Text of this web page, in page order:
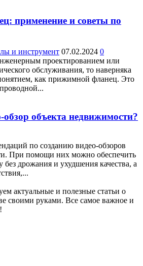
применение и советы по
и инструмент 07.02.2024 0
проектированием или
обслуживания, то наверняка
как прижимной фланец. Это
обзор объекта недвижимости?
по созданию видео-обзоров
При помощи них можно обеспечить
без дрожания и ухудшения качества, а
актуальные и полезные статьи о
своими руками. Все самое важное и